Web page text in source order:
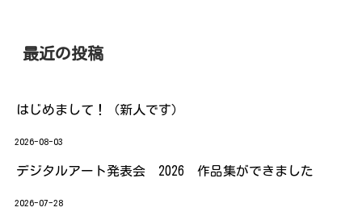
最近の投稿
はじめまして！（新人です）
2026-08-03
デジタルアート発表会 2026 作品集ができました
2026-07-28